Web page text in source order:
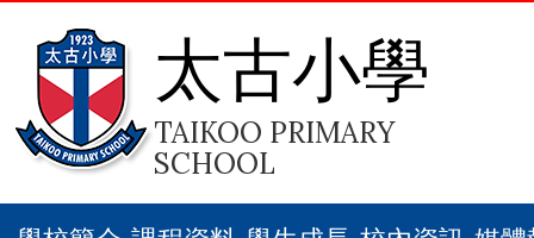
太古小學
TAIKOO PRIMARY
SCHOOL